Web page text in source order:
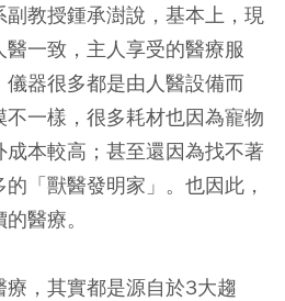
副教授鍾承澍說，基本上，現
一致，主人享受的醫療服
器很多都是由人醫設備而
一樣，很多耗材也因為寵物
本較高；甚至還因為找不著
「獸醫發明家」。也因此，
醫療。
，其實都是源自於3大趨